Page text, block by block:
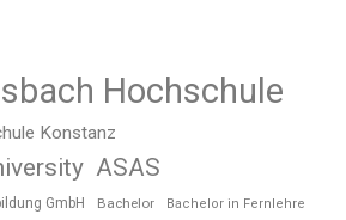
Hochschule
Konstanz
ASAS
GmbH Bachelor Bachelor in Fernlehre